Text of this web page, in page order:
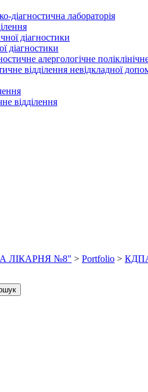
діагностична лабораторія
діагностики
діагностики
алергологічне
відділення невідкладної
відділення
ЛІКАРНЯ №8" > Portfolio >